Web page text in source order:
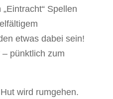
Spellen
etwas dabei sein!
pünktlich zum
wird rumgehen.